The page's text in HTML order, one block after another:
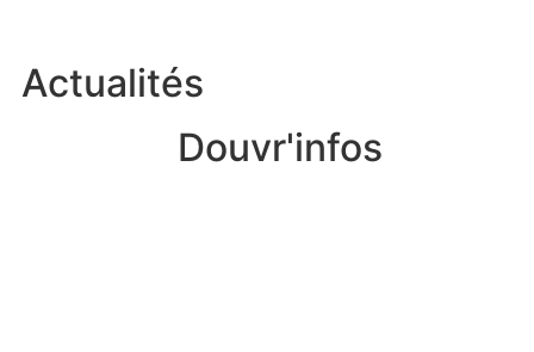
Actualités
Douvr'infos